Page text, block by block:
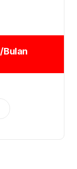
/Bulan